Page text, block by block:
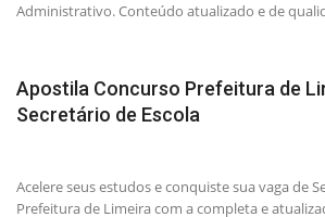
Administrativo. Conteúdo atualizado e de
Apostila Concurso Prefeitura de
Secretário de Escola
Acelere seus estudos e conquiste sua vaga de
Prefeitura de Limeira com a completa e